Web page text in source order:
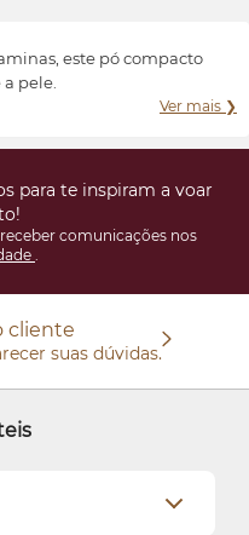
este pó compacto
pele.
Ver mais ❯
para te inspiram a voar
comunicações nos
.
cliente
suas dúvidas.